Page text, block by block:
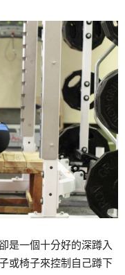
是一個十分好的深蹲入
或椅子來控制自己蹲下